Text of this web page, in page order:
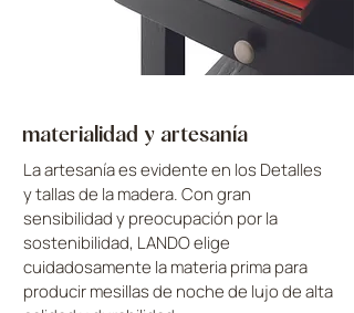
materialidad y artesanía
La artesanía es evidente en los Detalles
y tallas de la madera. Con gran
sensibilidad y preocupación por la
sostenibilidad, LANDO elige
cuidadosamente la materia prima para
producir mesillas de noche de lujo de alta